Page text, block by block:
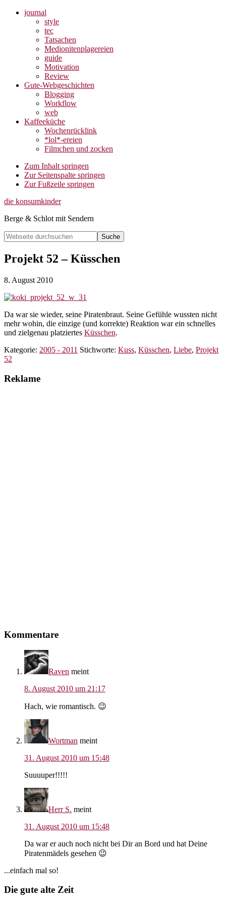
journal
style
tec
Tatsachen
Medionitenplagereien
guide
Motivation
Review
Gute-Webgeschichten
Blogging
Workflow
web
Kaffeeküche
Wochenrücklink
*lol*-ereien
Filmchen und zocken
Zum Inhalt springen
Zur Seitenspalte springen
Zur Fußzeile springen
die konsumkinder
Berge & Schlot mit Sendern
Webseite
durchsuchen
Search
Projekt 52 – Küsschen
8. August 2010
Da war sie wieder, seine Piratenbraut. Seine Gefühle wussten nicht
mehr wohin, die einzige (und korrekte) Reaktion war ein schnelles
und zielgenau platziertes Küsschen.
Kategorie: 2005 - 2011 Stichworte: Kuss, Küsschen, Liebe, Projekt
52
Reklame
Interaktionen
Kommentare
Raven meint
8. August 2010 um 21:17
Hach, wie romantisch. 😉
Wortman meint
31. August 2010 um 15:48
Suuuuper!!!!!
Herr S. meint
31. August 2010 um 15:48
Da war er auch noch nicht bei Dir an Bord und hat Deine
Piratenmädels gesehen 😉
Seitenspalte
...einfach mal so!
Footer
Die gute alte Zeit